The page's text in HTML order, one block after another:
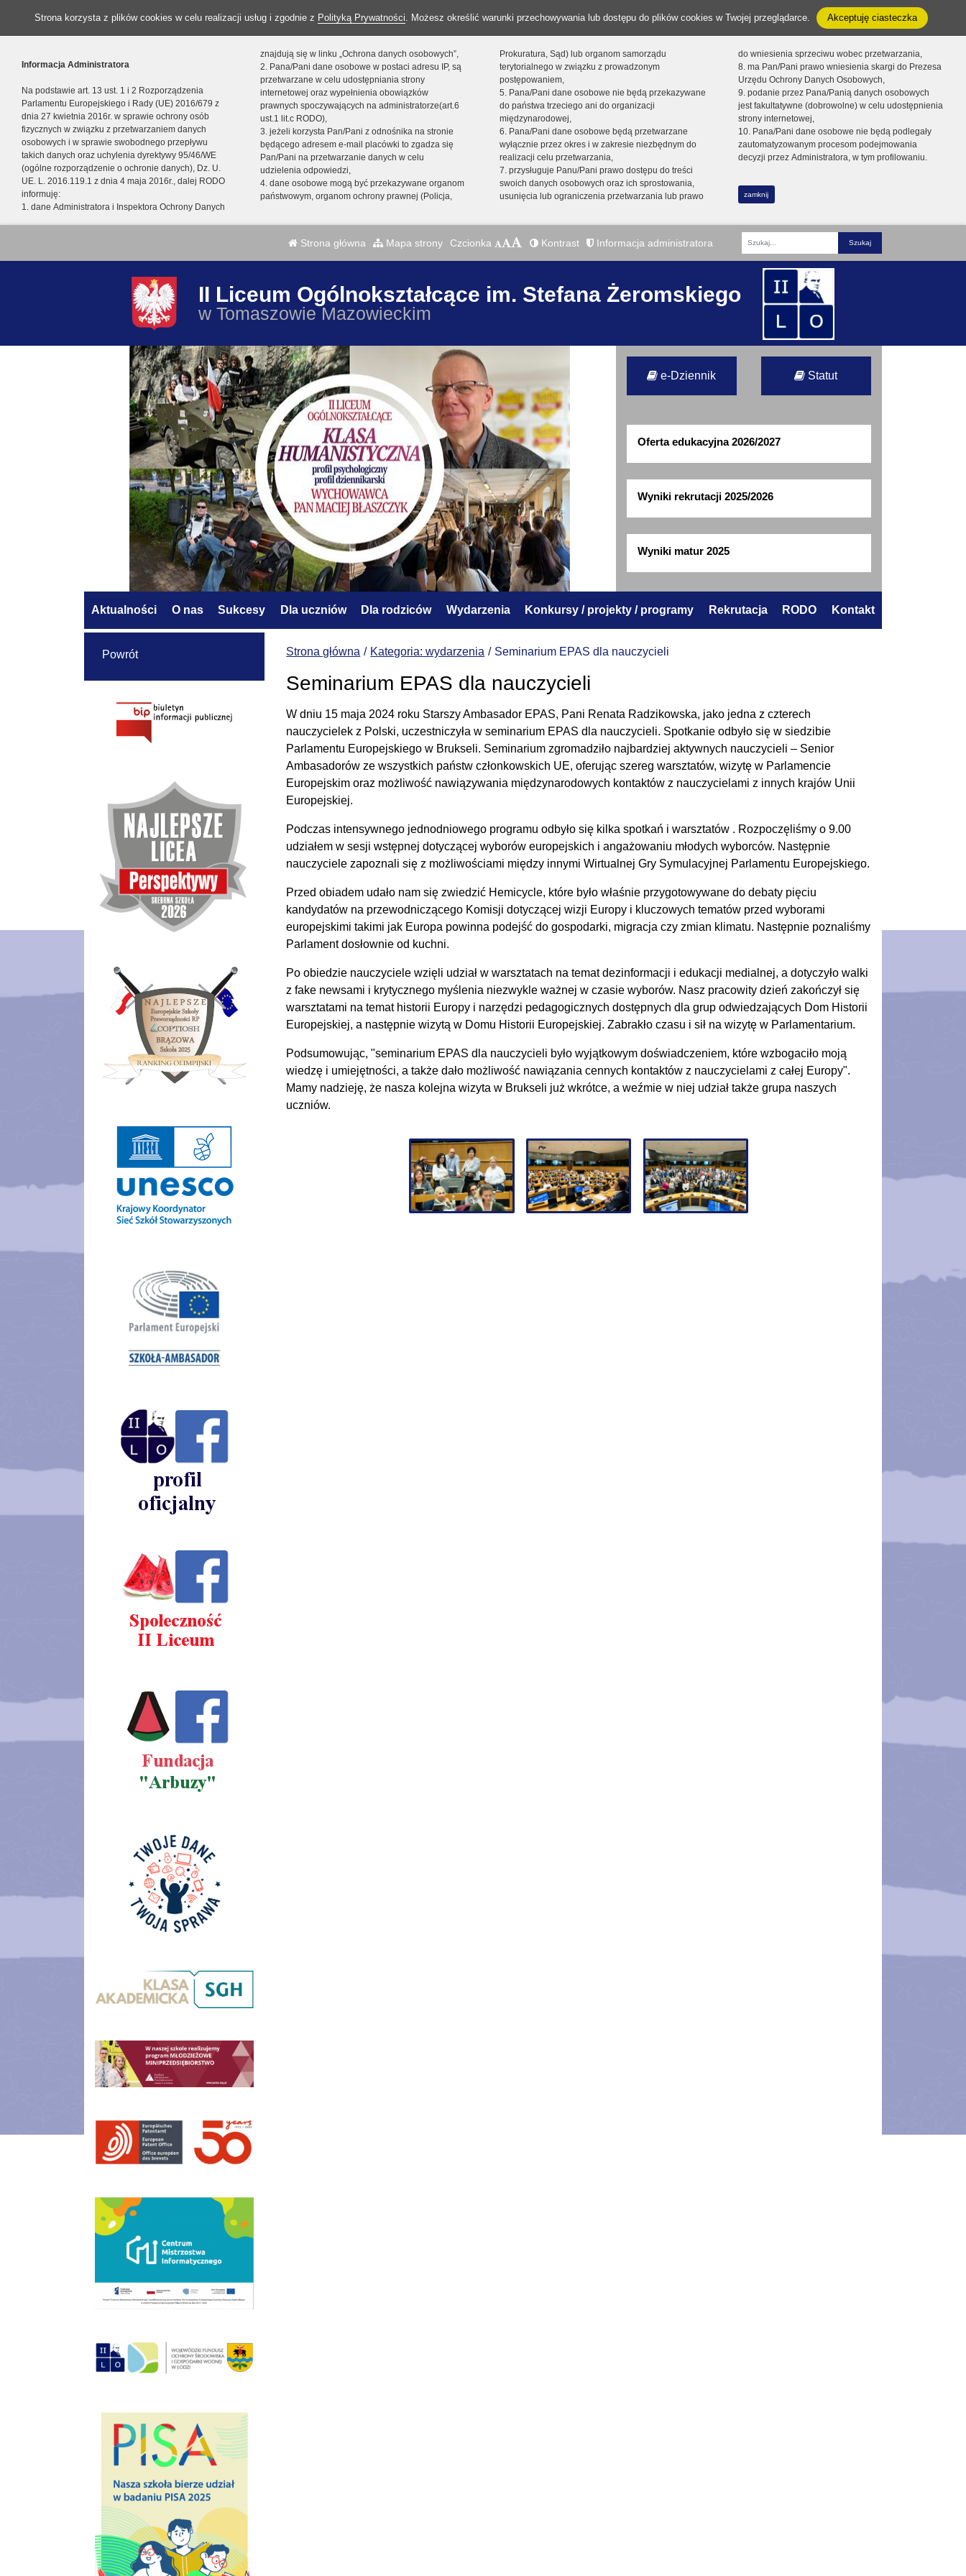
Strona korzysta z plików cookies w celu realizacji usług i zgodnie z Polityką Prywatności. Możesz określić warunki przechowywania lub dostępu do plików cookies w Twojej przeglądarce. Akceptuję ciasteczka
Informacja Administratora
Na podstawie art. 13 ust. 1 i 2 Rozporządzenia
Parlamentu Europejskiego i Rady (UE) 2016/679 z
dnia 27 kwietnia 2016r. w sprawie ochrony osób
fizycznych w związku z przetwarzaniem danych
osobowych i w sprawie swobodnego przepływu
takich danych oraz uchylenia dyrektywy 95/46/WE
(ogólne rozporządzenie o ochronie danych), Dz. U.
UE. L. 2016.119.1 z dnia 4 maja 2016r., dalej RODO
informuję:
1. dane Administratora i Inspektora Ochrony Danych
znajdują się w linku „Ochrona danych osobowych”,
2. Pana/Pani dane osobowe w postaci adresu IP, są
przetwarzane w celu udostępniania strony
internetowej oraz wypełnienia obowiązków
prawnych spoczywających na administratorze(art.6
ust.1 lit.c RODO),
3. jeżeli korzysta Pan/Pani z odnośnika na stronie
będącego adresem e-mail placówki to zgadza się
Pan/Pani na przetwarzanie danych w celu
udzielenia odpowiedzi,
4. dane osobowe mogą być przekazywane organom
państwowym, organom ochrony prawnej (Policja,
Prokuratura, Sąd) lub organom samorządu
terytorialnego w związku z prowadzonym
postępowaniem,
5. Pana/Pani dane osobowe nie będą przekazywane
do państwa trzeciego ani do organizacji
międzynarodowej,
6. Pana/Pani dane osobowe będą przetwarzane
wyłącznie przez okres i w zakresie niezbędnym do
realizacji celu przetwarzania,
7. przysługuje Panu/Pani prawo dostępu do treści
swoich danych osobowych oraz ich sprostowania,
usunięcia lub ograniczenia przetwarzania lub prawo
do wniesienia sprzeciwu wobec przetwarzania,
8. ma Pan/Pani prawo wniesienia skargi do Prezesa
Urzędu Ochrony Danych Osobowych,
9. podanie przez Pana/Panią danych osobowych
jest fakultatywne (dobrowolne) w celu udostępnienia
strony internetowej,
10. Pana/Pani dane osobowe nie będą podlegały
zautomatyzowanym procesom podejmowania
decyzji przez Administratora, w tym profilowaniu.
zamknij
Strona główna Mapa strony Czcionka Kontrast Informacja administratora
Fraza
II Liceum Ogólnokształcące im. Stefana Żeromskiego
w Tomaszowie Mazowieckim
e-Dziennik Statut
Oferta edukacyjna 2026/2027
Wyniki rekrutacji 2025/2026
Wyniki matur 2025
Aktualności O nas Sukcesy Dla uczniów Dla rodziców Wydarzenia Konkursy / projekty / programy Rekrutacja RODO Kontakt
Strona główna Kategoria: wydarzenia Seminarium EPAS dla nauczycieli
Seminarium EPAS dla nauczycieli
W dniu 15 maja 2024 roku Starszy Ambasador EPAS, Pani Renata Radzikowska, jako jedna z czterech
nauczycielek z Polski, uczestniczyła w seminarium EPAS dla nauczycieli. Spotkanie odbyło się w siedzibie
Parlamentu Europejskiego w Brukseli. Seminarium zgromadziło najbardziej aktywnych nauczycieli – Senior
Ambasadorów ze wszystkich państw członkowskich UE, oferując szereg warsztatów, wizytę w Parlamencie
Europejskim oraz możliwość nawiązywania międzynarodowych kontaktów z nauczycielami z innych krajów Unii
Europejskiej.
Podczas intensywnego jednodniowego programu odbyło się kilka spotkań i warsztatów . Rozpoczęliśmy o 9.00
udziałem w sesji wstępnej dotyczącej wyborów europejskich i angażowaniu młodych wyborców. Następnie
nauczyciele zapoznali się z możliwościami między innymi Wirtualnej Gry Symulacyjnej Parlamentu Europejskiego.
Przed obiadem udało nam się zwiedzić Hemicycle, które było właśnie przygotowywane do debaty pięciu
kandydatów na przewodniczącego Komisji dotyczącej wizji Europy i kluczowych tematów przed wyborami
europejskimi takimi jak Europa powinna podejść do gospodarki, migracja czy zmian klimatu. Następnie poznaliśmy
Parlament dosłownie od kuchni.
Po obiedzie nauczyciele wzięli udział w warsztatach na temat dezinformacji i edukacji medialnej, a dotyczyło walki
z fake newsami i krytycznego myślenia niezwykle ważnej w czasie wyborów. Nasz pracowity dzień zakończył się
warsztatami na temat historii Europy i narzędzi pedagogicznych dostępnych dla grup odwiedzających Dom Historii
Europejskiej, a następnie wizytą w Domu Historii Europejskiej. Zabrakło czasu i sił na wizytę w Parlamentarium.
Podsumowując, "seminarium EPAS dla nauczycieli było wyjątkowym doświadczeniem, które wzbogaciło moją
wiedzę i umiejętności, a także dało możliwość nawiązania cennych kontaktów z nauczycielami z całej Europy".
Mamy nadzieję, że nasza kolejna wizyta w Brukseli już wkrótce, a weźmie w niej udział także grupa naszych
uczniów.
Powrót